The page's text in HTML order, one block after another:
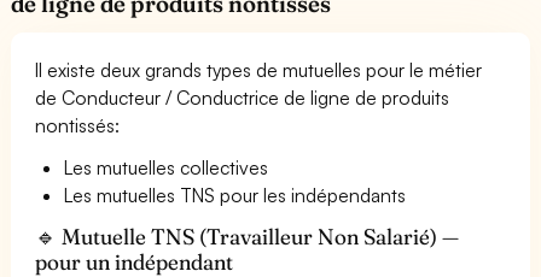
Il existe deux grands types de mutuelles pour le métier
de Conducteur / Conductrice de ligne de produits
nontissés:
Les mutuelles collectives
Les mutuelles TNS pour les indépendants
🔹 Mutuelle TNS (Travailleur Non Salarié) —
pour un indépendant